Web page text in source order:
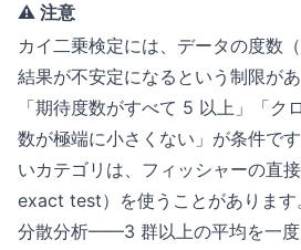
⚠️ 注意
カイ二乗検定には、データの度数
結果が不安定になるという制限が
「期待度数がすべて 5 以上」「ク
数が極端に小さくない」が条件で
いカテゴリは、フィッシャーの直接
exact test）を使うことがあります
分散分析——3 群以上の平均を一度